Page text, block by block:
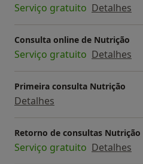
Serviço gratuito Detalhes
Consulta online de Nutrição
Serviço gratuito Detalhes
Primeira consulta Nutrição
Detalhes
Retorno de consultas Nutrição
Serviço gratuito Detalhes